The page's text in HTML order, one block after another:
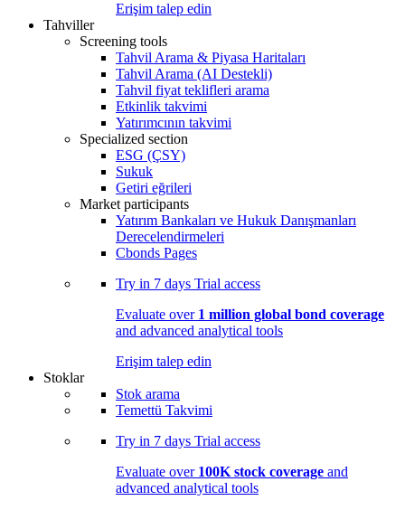
Erişim talep edin
Tahviller
Screening tools
Tahvil Arama & Piyasa Haritaları
Tahvil Arama (AI Destekli)
Tahvil fiyat teklifleri arama
Etkinlik takvimi
Yatırımcının takvimi
Specialized section
ESG (ÇSY)
Sukuk
Getiri eğrileri
Market participants
Yatırım Bankaları ve Hukuk Danışmanları
Derecelendirmeleri
Cbonds Pages
Try in 7 days Trial access
Evaluate over 1 million global bond coverage
and advanced analytical tools
Erişim talep edin
Stoklar
Stok arama
Temettü Takvimi
Try in 7 days Trial access
Evaluate over 100K stock coverage and
advanced analytical tools